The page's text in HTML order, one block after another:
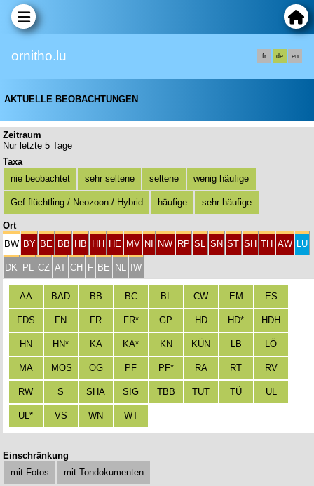
ornitho.lu fr de en
AKTUELLE BEOBACHTUNGEN
Zeitraum
Nur letzte 5 Tage
Taxa
nie beobachtet
sehr seltene seltene wenig häufige
Gef.flüchtling / Neozoon / Hybrid häufige sehr häufige
Ort
BW BY BE BB HB HH HE MV NI NW RP SL SN ST SH TH AW LU
DK PL CZ AT CH F BE NL IW
AA BAD BB BC BL CW EM ES
FDS FN FR FR* GP HD HD* HDH
HN HN* KA KA* KN KÜN LB LÖ
MA MOS OG PF PF* RA RT RV
RW S SHA SIG TBB TUT TÜ UL
UL* VS WN WT
Einschränkung
mit Fotos
mit Tondokumenten